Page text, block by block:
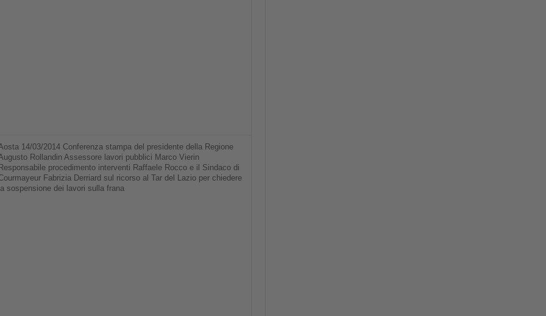
14/03/2014 Conferenza stampa del presidente della Regione
Rollandin Assessore lavori pubblici Marco Vierin
Responsabile procedimento interventi Raffaele Rocco e il Sindaco di
Fabrizia Derriard sul ricorso al Tar del Lazio per chiedere
la sospensione dei lavori sulla frana